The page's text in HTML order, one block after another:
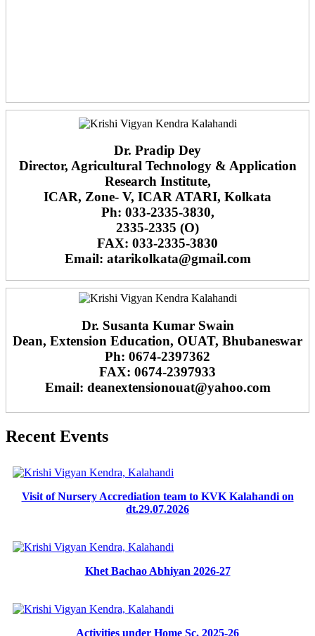
Dr. Pradip Dey
Director, Agricultural Technology & Application
Research Institute,
ICAR, Zone- V, ICAR ATARI, Kolkata
Ph: 033-2335-3830,
2335-2335 (O)
FAX: 033-2335-3830
Email: atarikolkata@gmail.com
Dr. Susanta Kumar Swain
Dean, Extension Education, OUAT, Bhubaneswar
Ph: 0674-2397362
FAX: 0674-2397933
Email: deanextensionouat@yahoo.com
Recent Events
Visit of Nursery Accrediation team to KVK Kalahandi on
dt.29.07.2026
Khet Bachao Abhiyan 2026-27
Activities under Home Sc. 2025-26